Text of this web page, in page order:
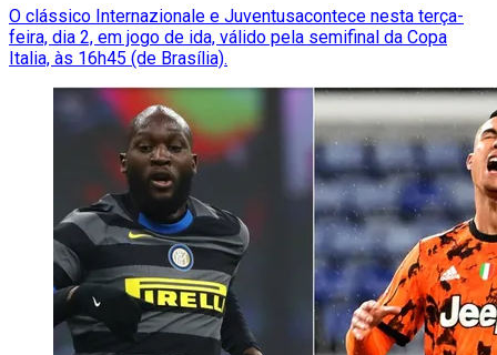
O clássico Internazionale e Juventusacontece nesta terça-
feira, dia 2, em jogo de ida, válido pela semifinal da Copa
Italia, às 16h45 (de Brasília).